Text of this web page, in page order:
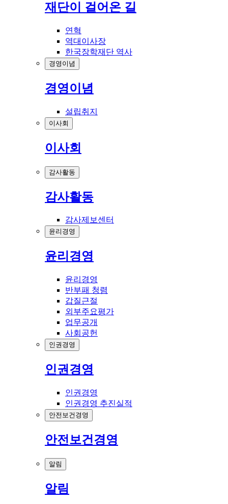
재단이 걸어온 길
연혁
역대이사장
한국장학재단 역사
경영이념
경영이념
설립취지
이사회
이사회
감사활동
감사활동
감사제보센터
윤리경영
윤리경영
윤리경영
반부패 청렴
갑질근절
외부주요평가
업무공개
사회공헌
인권경영
인권경영
인권경영
인권경영 추진실적
안전보건경영
안전보건경영
알림
알림